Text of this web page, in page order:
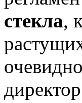
стекла,